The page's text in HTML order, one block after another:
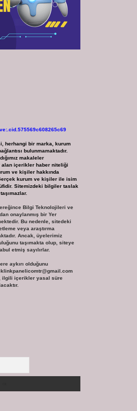
herhangi bir marka, kurum
bulunmamaktadır.
makaleler
alan içerikler haber niteliği
ve kişiler hakkında
kurum ve kişiler ile isim
Sitemizdeki bilgiler taslak
Bilgi Teknolojileri ve
onaylanmış bir Yer
Bu nedenle, sitedeki
veya araştırma
Ancak, üyelerimiz
taşımakta olup, siteye
etmiş sayılırlar.
aykırı olduğunu
ilgili içerikler yasal süre